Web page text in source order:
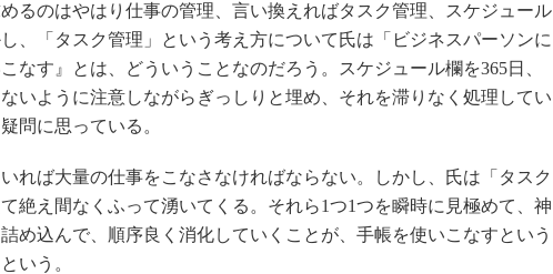
るのはやはり仕事の管理、言い換えればタスク管理、スケジュール
、「タスク管理」という考え方について氏は「ビジネスパーソンに
なす』とは、どういうことなのだろう。スケジュール欄を365日、
いように注意しながらぎっしりと埋め、それを滞りなく処理してい
問に思っている。
れば大量の仕事をこなさなければならない。しかし、氏は「タスク
絶え間なくふって湧いてくる。それら1つ1つを瞬時に見極めて、神
め込んで、順序良く消化していくことが、手帳を使いこなすという
いう。